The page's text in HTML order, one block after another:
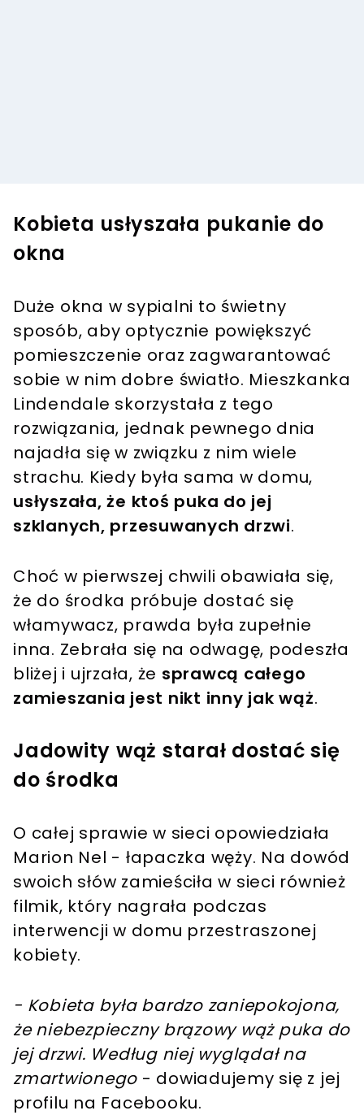
Kobieta usłyszała pukanie do
okna
Duże okna w sypialni to świetny
sposób, aby optycznie powiększyć
pomieszczenie oraz zagwarantować
sobie w nim dobre światło. Mieszkanka
Lindendale skorzystała z tego
rozwiązania, jednak pewnego dnia
najadła się w związku z nim wiele
strachu. Kiedy była sama w domu,
usłyszała, że ktoś puka do jej
szklanych, przesuwanych drzwi.
Choć w pierwszej chwili obawiała się,
że do środka próbuje dostać się
włamywacz, prawda była zupełnie
inna. Zebrała się na odwagę, podeszła
bliżej i ujrzała, że sprawcą całego
zamieszania jest nikt inny jak wąż.
Jadowity wąż starał dostać się
do środka
O całej sprawie w sieci opowiedziała
Marion Nel - łapaczka węży. Na dowód
swoich słów zamieściła w sieci również
filmik, który nagrała podczas
interwencji w domu przestraszonej
kobiety.
- Kobieta była bardzo zaniepokojona,
że niebezpieczny brązowy wąż puka do
jej drzwi. Według niej wyglądał na
zmartwionego - dowiadujemy się z jej
profilu na Facebooku.